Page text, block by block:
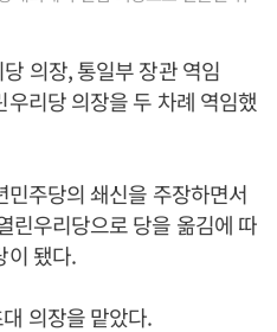
의장, 통일부 장관 역임
리당 의장을 두 차례 역임했
주당의 쇄신을 주장하면서
린우리당으로 당을 옮김에 따
이 됐다.
의장을 맡았다.